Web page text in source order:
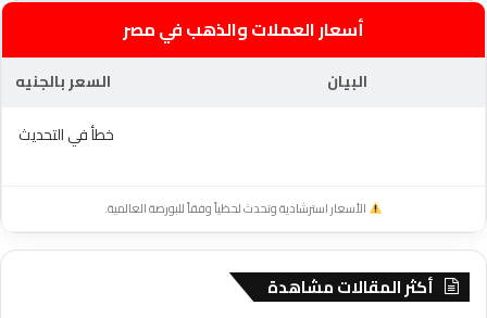
أسعار العملات والذهب في مصر
البيان
السعر بالجنيه
خطأ في التحديث
الأسعار استرشادية وتحدث لحظياً وفقاً للبورصة العالمية.
أكثر المقالات مشاهدة